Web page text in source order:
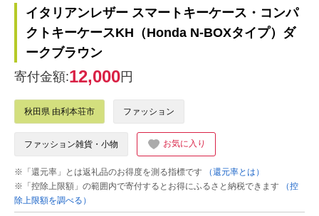
イタリアンレザー スマートキーケース・コンパ
クトキーケースKH（Honda N-BOXタイプ）ダ
ークブラウン
寄付金額:12,000円
秋田県 由利本荘市 ファッション
ファッション雑貨・小物 お気に入り
※「還元率」とは返礼品のお得度を測る指標です
（還元率とは）
※「控除上限額」の範囲内で寄付するとお得にふるさと納税できます
（控
除上限額を調べる）